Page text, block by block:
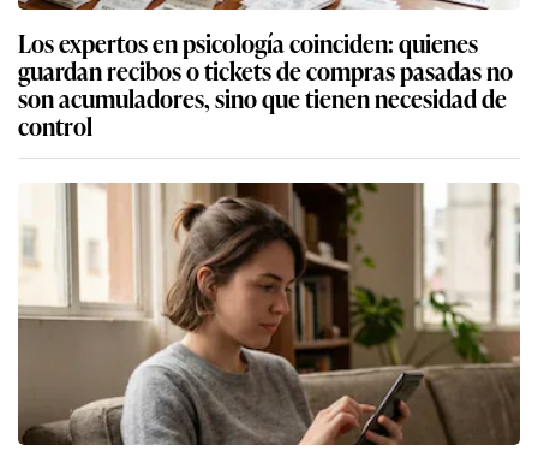
Los expertos en psicología coinciden: quienes
guardan recibos o tickets de compras pasadas no
son acumuladores, sino que tienen necesidad de
control